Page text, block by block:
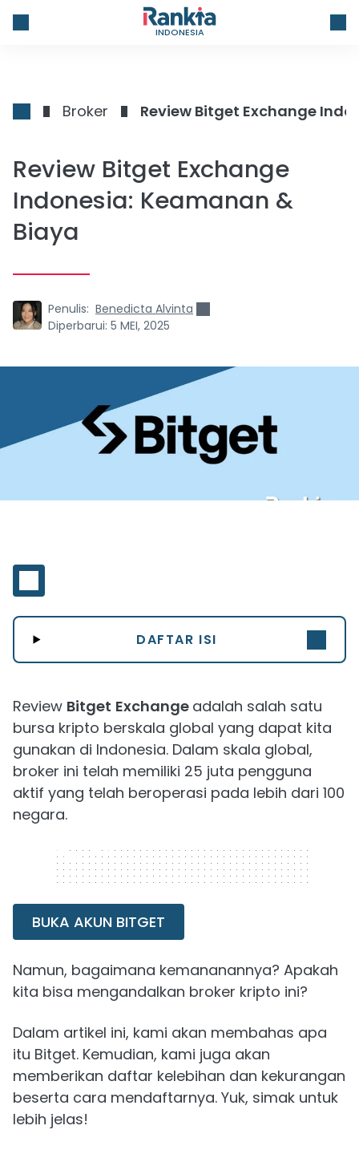
INDONESIA
Broker Review Bitget Exchange
Review Bitget Exchange
Indonesia: Keamanan &
Biaya
Penulis: Benedicta Alvinta
Diperbarui: 5 MEI, 2025
DAFTAR ISI
Review Bitget Exchange adalah salah satu
bursa kripto berskala global yang dapat kita
gunakan di Indonesia. Dalam skala global,
broker ini telah memiliki 25 juta pengguna
aktif yang telah beroperasi pada lebih dari 100
negara.
320 x 50
BUKA AKUN BITGET
Namun, bagaimana kemananannya? Apakah
kita bisa mengandalkan broker kripto ini?
Dalam artikel ini, kami akan membahas apa
itu Bitget. Kemudian, kami juga akan
memberikan daftar kelebihan dan kekurangan
beserta cara mendaftarnya. Yuk, simak untuk
lebih jelas!